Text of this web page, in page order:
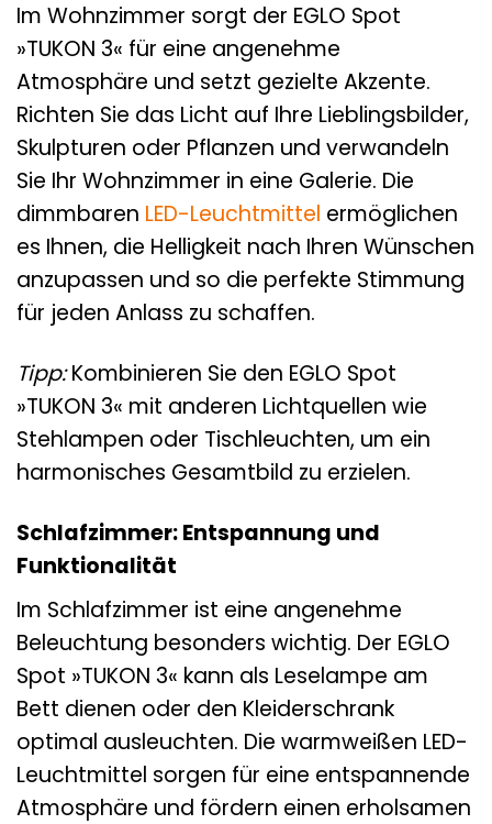
Im Wohnzimmer sorgt der EGLO Spot
»TUKON 3« für eine angenehme
Atmosphäre und setzt gezielte Akzente.
Richten Sie das Licht auf Ihre Lieblingsbilder,
Skulpturen oder Pflanzen und verwandeln
Sie Ihr Wohnzimmer in eine Galerie. Die
dimmbaren LED-Leuchtmittel ermöglichen
es Ihnen, die Helligkeit nach Ihren Wünschen
anzupassen und so die perfekte Stimmung
für jeden Anlass zu schaffen.
Tipp:Kombinieren Sie den EGLO Spot
»TUKON 3« mit anderen Lichtquellen wie
Stehlampen oder Tischleuchten, um ein
harmonisches Gesamtbild zu erzielen.
Schlafzimmer: Entspannung und
Funktionalität
Im Schlafzimmer ist eine angenehme
Beleuchtung besonders wichtig. Der EGLO
Spot »TUKON 3« kann als Leselampe am
Bett dienen oder den Kleiderschrank
optimal ausleuchten. Die warmweißen LED-
Leuchtmittel sorgen für eine entspannende
Atmosphäre und fördern einen erholsamen